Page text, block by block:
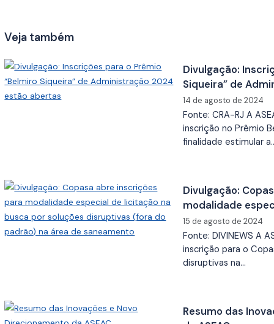
Veja também
Divulgação:
Siqueira” de
14 de agosto de 2024
Fonte: CRA-RJ A
inscrição no Prêmio
finalidade estimular
Divulgação:
modalidade
soluções
saneamento
15 de agosto de 2024
Fonte: DIVINEWS A
inscrição para o
disruptivas na…
Resumo das